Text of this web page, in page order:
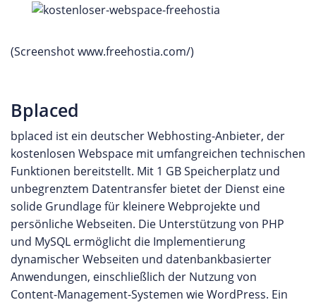
(Screenshot www.freehostia.com/)
Bplaced
bplaced ist ein deutscher Webhosting-Anbieter, der
kostenlosen Webspace mit umfangreichen technischen
Funktionen bereitstellt. Mit 1 GB Speicherplatz und
unbegrenztem Datentransfer bietet der Dienst eine
solide Grundlage für kleinere Webprojekte und
persönliche Webseiten. Die Unterstützung von PHP
und MySQL ermöglicht die Implementierung
dynamischer Webseiten und datenbankbasierter
Anwendungen, einschließlich der Nutzung von
Content-Management-Systemen wie WordPress. Ein